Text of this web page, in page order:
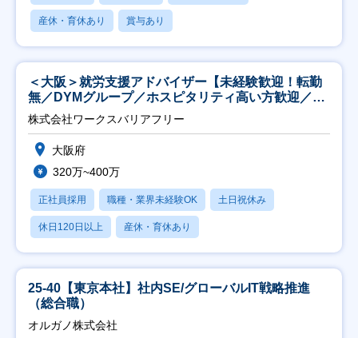
産休・育休あり 賞与あり
＜大阪＞就労支援アドバイザー【未経験歓迎！転勤
無／DYMグループ／ホスピタリティ高い方歓迎／土
日祝】
株式会社ワークスバリアフリー
大阪府
320万~400万
正社員採用 職種・業界未経験OK 土日祝休み
休日120日以上 産休・育休あり
25-40【東京本社】社内SE/グローバルIT戦略推進
（総合職）
オルガノ株式会社